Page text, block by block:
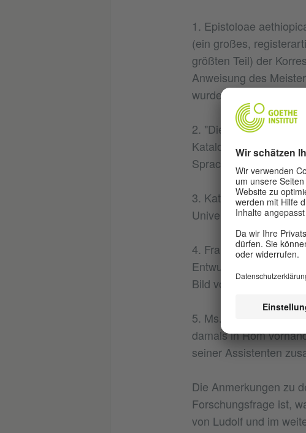
1. Epistoloae
(ein großes,
größten Teil) der
Anweisung des
wurde.
2. "Die orientalischen
Katalog der
Sprache), die in der
3. Katalog der
Universitätsbibliothek
4. Frau Ff H.Ludolf II
Entwurf der
Bild von Ludolfs
5. Ms.Ff. H.Ludolf II
damals in Rom
seiner Assistenten
Die Anmerkungen zu
Forschungsfrage ist,
von Ludolf und im